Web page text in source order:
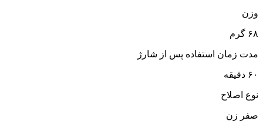
وزن
۶۸ گرم
مدت زمان استفاده پس از شارژ
۶۰ دقیقه
نوع اصلاح
صفر زن